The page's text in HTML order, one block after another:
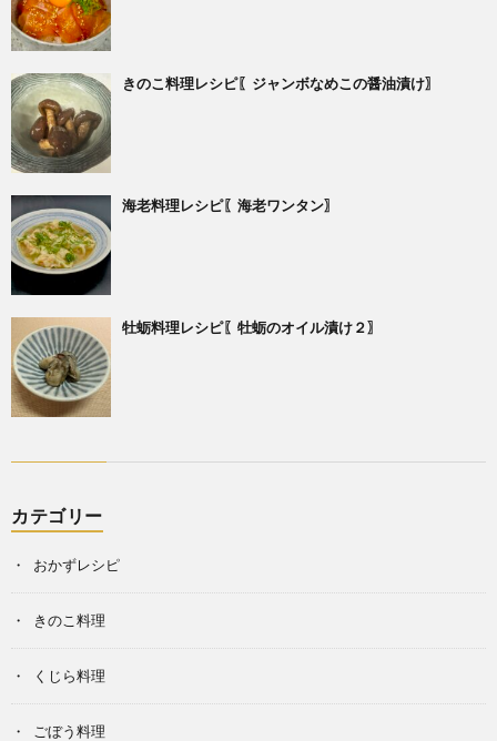
きのこ料理レシピ〖ジャンボなめこの醤油漬け〗
海老料理レシピ〖海老ワンタン〗
牡蛎料理レシピ〖牡蛎のオイル漬け２〗
カテゴリー
おかずレシピ
きのこ料理
くじら料理
ごぼう料理